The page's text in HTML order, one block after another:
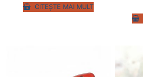
CITEȘTE MAI MULT